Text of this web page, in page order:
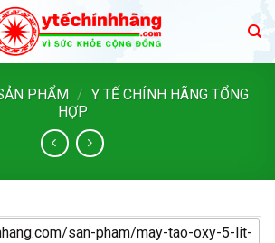
PHẨM / Y TẾ CHÍNH HÃNG TỔNG
HỢP